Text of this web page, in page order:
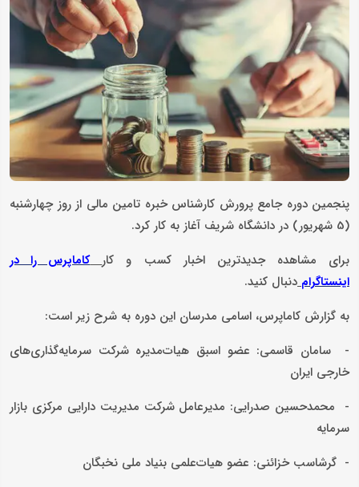
پنجمین دوره‌ جامع پرورش کارشناس خبره تامین مالی از روز چهارشنبه
(5 شهریور) در دانشگاه شریف آغاز به کار کرد.
برای مشاهده جدیدترین اخبار کسب و کار
کاماپرس را در
اینستاگرام دنبال کنید.
به گزارش کاماپرس، اسامی مدرسان این دوره به شرح زیر است:
- سامان قاسمی: عضو اسبق هیات‌مدیره شرکت سرمایه‌گذاری‌های
خارجی ایران
- محمدحسین صدرایی: مدیرعامل شرکت مدیریت دارایی مرکزی بازار
سرمایه
- گرشاسب خزائنی: عضو هیات‌علمی بنیاد ملی نخبگان